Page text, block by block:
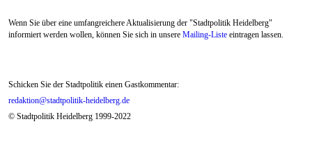
Wenn Sie über eine umfangreichere Aktualisierung der "Stadtpolitik Heidelberg"
informiert werden wollen, können Sie sich in unsere Mailing-Liste eintragen lassen.
Schicken Sie der Stadtpolitik einen Gastkommentar:
redaktion@stadtpolitik-heidelberg.de
© Stadtpolitik Heidelberg 1999-2022